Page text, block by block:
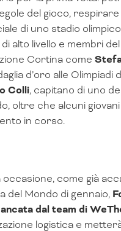
del gioco, respirare
di uno stadio
alto livello e membri
Cortina come
d’oro alle Olimpiadi
Colli, capitano di uno
oltre che alcuni
in corso.
come già
del Mondo di gennaio,
dal team di
logistica e